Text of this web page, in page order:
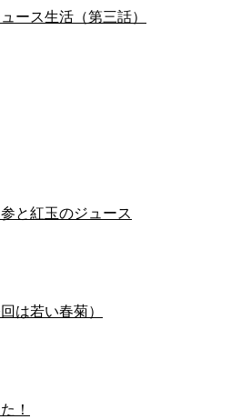
ース生活（第三話）
と紅玉のジュース
は若い春菊）
！